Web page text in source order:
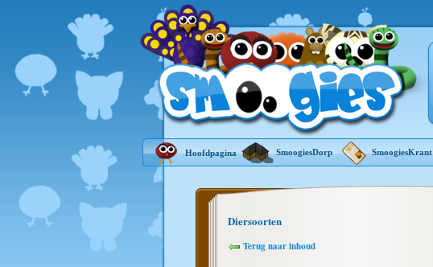
Hoofdpagina SmoogiesDorp SmoogiesKrant
Diersoorten
Terug naar inhoud